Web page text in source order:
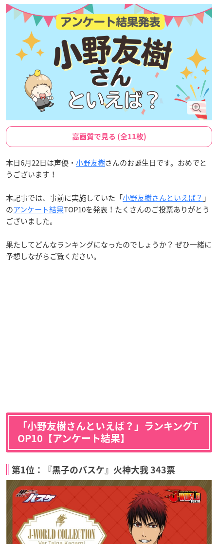
高画質で見る (全11枚)
本日6月22日は声優・ 小野友樹さんのお誕生日です。おめでと
うございます！
本記事では、事前に実施していた「小野友樹さんといえば？ 」
のアンケート結果TOP10を発表！たくさんのご投票ありがとう
ございました。
果たしてどんなランキングになったのでしょうか？ ぜひ一緒に
予想しながらご覧ください。
「小野友樹さんといえば？」ランキングT
OP10【アンケート結果】
第1位：『黒子のバスケ』火神大我 343票